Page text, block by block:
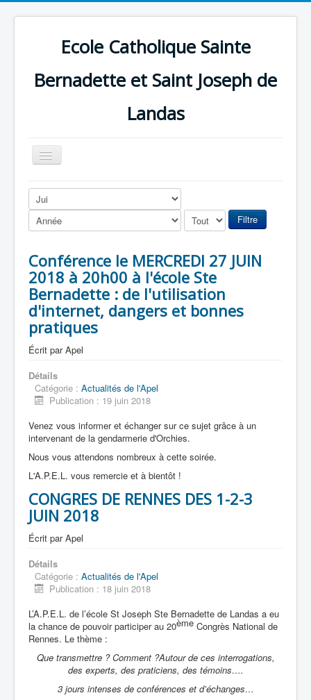
Ecole Catholique Sainte
Bernadette et Saint Joseph de
Landas
Basculer
la
L'Ecole
Infos pratiques
Les associations
Filtre
Conférence le MERCREDI 27 JUIN
2018 à 20h00 à l'école Ste
Bernadette : de l'utilisation
d'internet, dangers et bonnes
pratiques
Écrit parApel
Détails
Catégorie : Actualités de l'Apel
Publication : 19 juin 2018
Venez vous informer et échanger sur ce sujet grâce à un
intervenant de la gendarmerie d'Orchies.
Nous vous attendons nombreux à cette soirée.
L'A.P.E.L. vous remercie et à bientôt !
CONGRES DE RENNES DES 1-2-3
JUIN 2018
Écrit parApel
Détails
Catégorie : Actualités de l'Apel
Publication : 18 juin 2018
L’A.P.E.L. de l’école St Joseph Ste Bernadette de Landas a eu
la chance de pouvoir participer au 20ème Congrès National de
Rennes. Le thème :
Que transmettre ? Comment ?Autour de ces interrogations,
des experts, des praticiens, des témoins….
3 jours intenses de conférences et d’échanges…